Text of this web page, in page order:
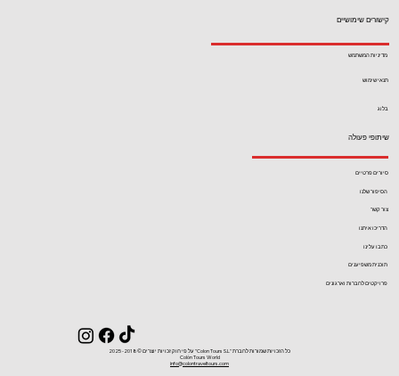
קישורים שימושיים
תנאי שימוש
מדיניות המשתמש
בלוג
כל הזכויות שמורות לחברת ''Colon Tours S.L'' על פי חוק זכויות יוצרים ©2018- 2025
Colón Tours World
info@colontraveltours.com
שיתופי פעולה
תוכנית משפיענים
הסיפור שלנו
סיורים פרטיים
הדריכו איתנו
פרויקטים לחברות וארגונים
כתבו עלינו
צור קשר